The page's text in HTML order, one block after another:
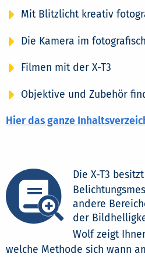
Hier das ganze
Mit Blitzlicht kreativ
Die Kamera im
Filmen mit der X-T3
Objektive und Zubehör
Die X-T3
andere
der
Wolf zeigt
welche Methode sich wann